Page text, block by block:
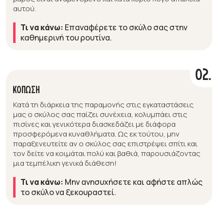
αυτού.
Τι να κάνω: Επαναφέρετε το σκύλο σας στην
καθημερινή του ρουτίνα.
02.
ΚΟΠΩΣΗ
Κατά τη διάρκεια της παραμονής στις εγκαταστάσεις
μας ο σκύλος σας παίζει συνέχεια, κολυμπάει στις
πισίνες και γενικότερα διασκεδάζει με διάφορα
προσφερόμενα κυναθλήματα. Ως εκ τούτου, μην
παραξενευτείτε αν ο σκύλος σας επιστρέψει σπίτι και
τον δείτε να κοιμάται πολύ και βαθιά, παρουσιάζοντας
μια τεμπέλικη γενικά διάθεση!
Τι να κάνω: Μην ανησυχήσετε και αφήστε απλώς
το σκύλο να ξεκουραστεί.